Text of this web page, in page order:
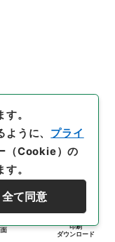
印刷
ダウンロード
。
うに、 プライ
（Cookie）の
。
全て同意